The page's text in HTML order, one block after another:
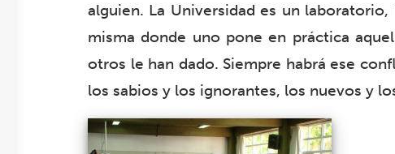
alguien. La Universidad es un
misma donde uno pone en práctica
otros le han dado. Siempre habrá ese
los sabios y los ignorantes, los nuevos y